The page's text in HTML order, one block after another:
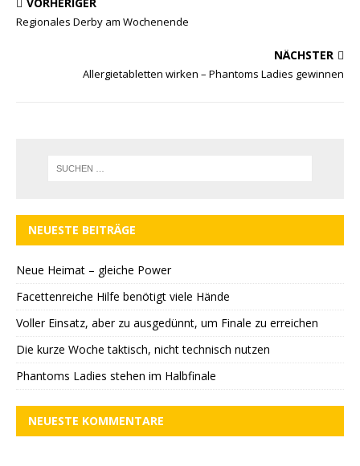
Regionales Derby am Wochenende
NÄCHSTER
Allergietabletten wirken – Phantoms Ladies gewinnen
NEUESTE BEITRÄGE
Neue Heimat – gleiche Power
Facettenreiche Hilfe benötigt viele Hände
Voller Einsatz, aber zu ausgedünnt, um Finale zu erreichen
Die kurze Woche taktisch, nicht technisch nutzen
Phantoms Ladies stehen im Halbfinale
NEUESTE KOMMENTARE